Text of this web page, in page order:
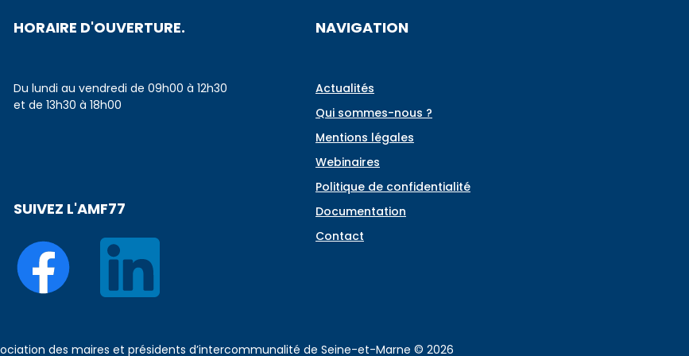
HORAIRE D'OUVERTURE.
Du lundi au vendredi de 09h00 à 12h30
et de 13h30 à 18h00
SUIVEZ L'AMF77
NAVIGATION
Actualités
Qui sommes-nous ?
Mentions légales
Webinaires
Politique de confidentialité
Documentation
Contact
des maires et présidents d’intercommunalité de Seine-et-Marne © 2026